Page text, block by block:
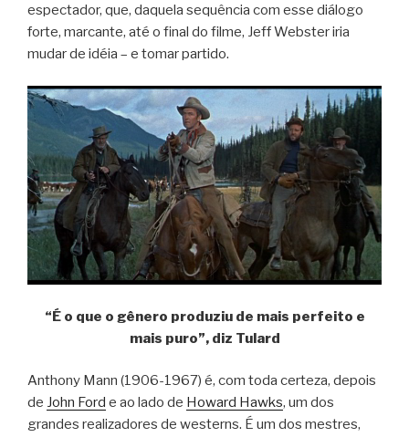
espectador, que, daquela sequência com esse diálogo
forte, marcante, até o final do filme, Jeff Webster iria
mudar de idéia – e tomar partido.
“É o que o gênero produziu de mais perfeito e
mais puro”, diz Tulard
Anthony Mann (1906-1967) é, com toda certeza, depois
de John Ford e ao lado de Howard Hawks, um dos
grandes realizadores de westerns. É um dos mestres,